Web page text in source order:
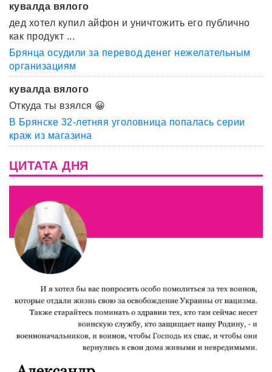
кувалда вялого
дед хотел купил айфон и уничтожить его публично
как продукт ...
Брянца осудили за перевод денег нежелательным
организациям
кувалда вялого
Откуда ты взялся 😀
В Брянске 32-летняя уголовница попалась серии
краж из магазина
ЦИТАТА ДНЯ